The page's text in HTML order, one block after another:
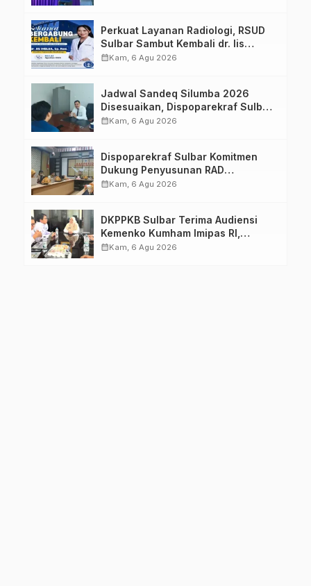
Perkuat Layanan Radiologi, RSUD
Sulbar Sambut Kembali dr. Iis
Imelda, Sp.Rad
calendar_monthKam, 6 Agu 2026
Jadwal Sandeq Silumba 2026
Disesuaikan, Dispoparekraf Sulbar
Pastikan Persiapan Tetap
calendar_monthKam, 6 Agu 2026
Dispoparekraf Sulbar Komitmen
Dukung Penyusunan RAD
TPB/SDGs Sulawesi Barat
calendar_monthKam, 6 Agu 2026
DKPPKB Sulbar Terima Audiensi
Kemenko Kumham Imipas RI,
Perkuat Pelayanan Kesehatan bagi
calendar_monthKam, 6 Agu 2026